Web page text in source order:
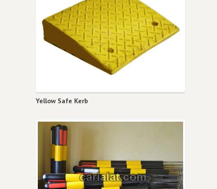
Yellow Safe Kerb